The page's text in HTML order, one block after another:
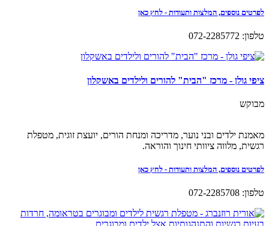
לפרטים נוספים, המלצות ותעודות - לחץ כאן
טלפון: 072-2285772
ציפי גולן - מרכז "הבית" להורים ולילדים באשקלון
מבוקש
מאמנת ילדים ובני נוער, מדריכה ומנחת הורים, יועצת זוגית, מטפלת
רגשית, מלווה ציוותי חינוך והוראה.
לפרטים נוספים, המלצות ותעודות - לחץ כאן
טלפון: 072-2285708